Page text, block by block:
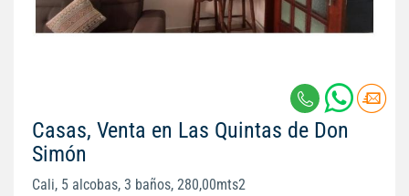
Casas, Venta en Las Quintas de Don
Simón
Cali, 5 alcobas, 3 baños, 280,00mts2